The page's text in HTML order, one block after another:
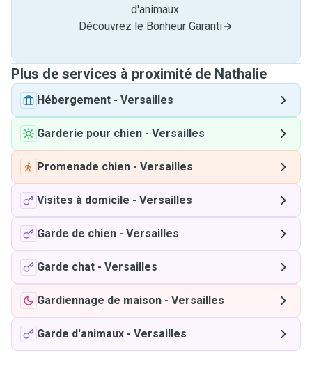
d'animaux.
Découvrez le Bonheur Garanti
Plus de services à proximité de Nathalie
Hébergement - Versailles
Garderie pour chien - Versailles
Promenade chien - Versailles
Visites à domicile - Versailles
Garde de chien - Versailles
Garde chat - Versailles
Gardiennage de maison - Versailles
Garde d'animaux - Versailles